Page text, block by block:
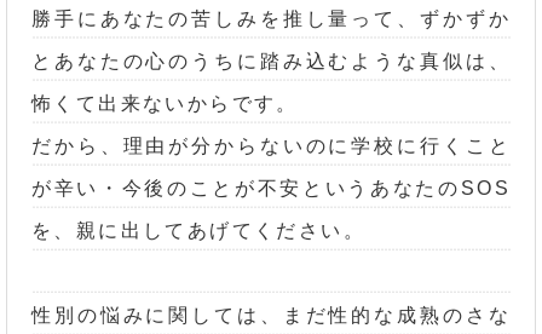
勝手にあなたの苦しみを推し量って、ずかずか
とあなたの心のうちに踏み込むような真似は、
怖くて出来ないからです。
だから、理由が分からないのに学校に行くこと
が辛い・今後のことが不安というあなたのSOS
を、親に出してあげてください。
性別の悩みに関しては、まだ性的な成熟のさな